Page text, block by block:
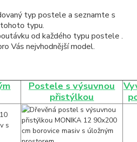
typ postele a seznamte s
typu.
od každého typu postele .
Vás nejvhodnější model.
Postele s výsuvnou
přistýlkou